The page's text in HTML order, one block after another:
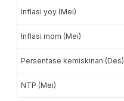
Inflasi yoy (Mei)
Inflasi mom (Mei)
Persentase kemiskinan (Des)
NTP (Mei)